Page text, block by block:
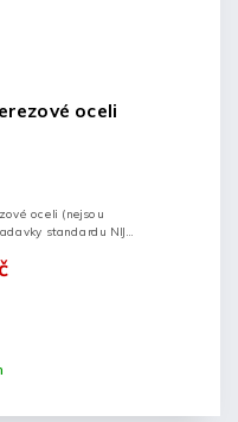
oceli
oceli (nejsou
standardu NIJ